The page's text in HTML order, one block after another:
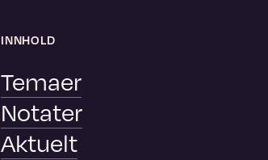
INNHOLD
Temaer
Notater
Aktuelt